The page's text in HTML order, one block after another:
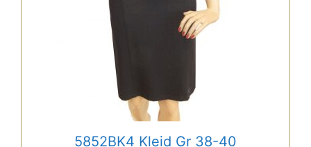
5852BK4 Kleid Gr 38-40